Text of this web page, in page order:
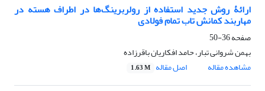
ارائۀ روش جدید استفاده از رولربرینگ‌ها در اطراف هسته در
مهاربند کمانش ‌تاب تمام‌‌ فولادی
صفحه36-50
بهمن شروانی تبار، حامد افکاریان باقرزاده
مشاهده مقاله
اصل مقاله 1.63 M